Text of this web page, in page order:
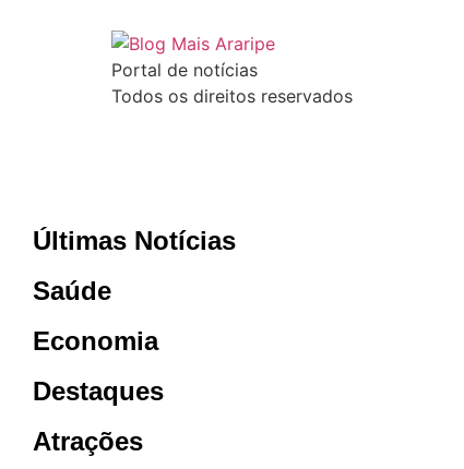
Portal de notícias
Todos os direitos reservados
Últimas Notícias
Saúde
Economia
Destaques
Atrações